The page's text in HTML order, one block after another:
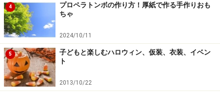
4
プロペラトンボの作り方！厚紙で作る手作りおも
ちゃ
2024/10/11
5
子どもと楽しむハロウィン、仮装、衣装、イベン
ト
2013/10/22